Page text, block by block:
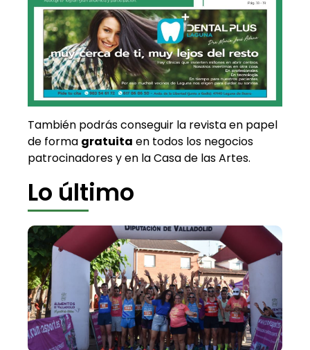
También podrás conseguir la revista en papel
de forma gratuita en todos los negocios
patrocinadores y en la Casa de las Artes.
Lo último